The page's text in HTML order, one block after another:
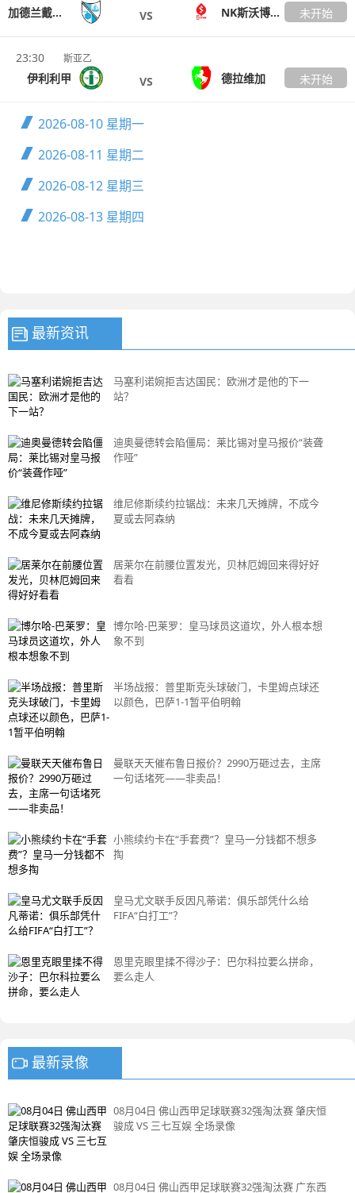
加德兰戴卡尼 VS NK斯沃博达卢布尔雅那 未开始
23:30 斯亚乙
伊利利甲 VS 德拉维加 未开始
2026-08-10 星期一
2026-08-11 星期二
2026-08-12 星期三
2026-08-13 星期四
最新资讯
马塞利诺婉拒吉达国民：欧洲才是他的下一
站？
迪奥曼德转会陷僵局：莱比锡对皇马报价“装聋
作哑”
维尼修斯续约拉锯战：未来几天摊牌，不成今
夏或去阿森纳
居莱尔在前腰位置发光，贝林厄姆回来得好好
看看
博尔哈-巴莱罗：皇马球员这道坎，外人根本想
象不到
半场战报：普里斯克头球破门，卡里姆点球还
以颜色，巴萨1-1暂平伯明翰
曼联天天催布鲁日报价？2990万砸过去，主席
一句话堵死——非卖品！
小熊续约卡在“手套费”？皇马一分钱都不想多
掏
皇马尤文联手反因凡蒂诺：俱乐部凭什么给
FIFA“白打工”？
恩里克眼里揉不得沙子：巴尔科拉要么拼命，
要么走人
最新录像
08月04日 佛山西甲足球联赛32强淘汰赛 肇庆恒
骏成 VS 三七互娱 全场录像
08月04日 佛山西甲足球联赛32强淘汰赛 广东西